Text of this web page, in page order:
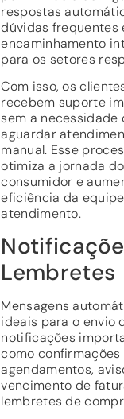
respostas
dúvidas frequentes
encaminhamento
para os setores
Com isso, os
recebem suporte
sem a necessidade
aguardar
manual. Esse
otimiza a jornada do
consumidor e
eficiência da
atendimento.
Lembretes
Mensagens
ideais para o envio
notificações
como confirmações
agendamentos,
vencimento de
lembretes de